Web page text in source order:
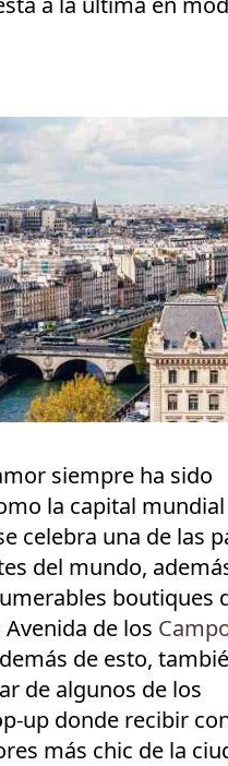
siempre ha sido
la capital mundial
celebra una de las
del mundo,
boutiques
de los
de esto,
de algunos de los
up donde recibir
más chic de la